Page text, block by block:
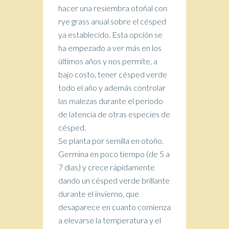
hacer una resiembra otoñal con
rye grass anual sobre el césped
ya establecido. Esta opción se
ha empezado a ver más en los
últimos años y nos permite, a
bajo costo, tener césped verde
todo el año y además controlar
las malezas durante el período
de latencia de otras especies de
césped.
Se planta por semilla en otoño.
Germina en poco tiempo (de 5 a
7 días) y crece rápidamente
dando un césped verde brillante
durante el invierno, que
desaparece en cuanto comienza
a elevarse la temperatura y el